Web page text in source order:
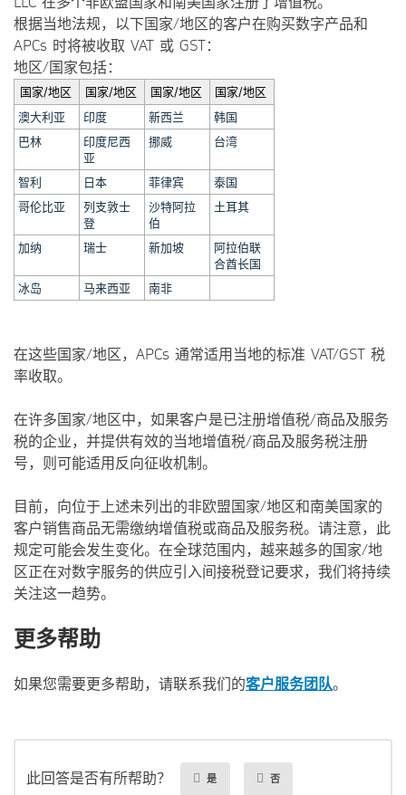
根据当地法规，以下国家/地区的客户在购买数字产品和
APCs 时将被收取 VAT 或 GST：
地区/国家包括：
国家/地区 国家/地区 国家/地区
国家/地区
澳大利亚
印度 新西兰
韩国
巴林
印度尼西
亚
挪威 台湾
智利 日本 菲律宾
泰国
哥伦比亚
列支敦士
登
沙特阿拉
伯
土耳其
加纳 瑞士 新加坡
阿拉伯联
合酋长国
冰岛
马来西亚 南非
在这些国家/地区，APCs 通常适用当地的标准 VAT/GST 税
率收取。
在许多国家/地区中，如果客户是已注册增值税/商品及服务
税的企业，并提供有效的当地增值税/商品及服务税注册
号，则可能适用反向征收机制。
目前，向位于上述未列出的非欧盟国家/地区和南美国家的
客户销售商品无需缴纳增值税或商品及服务税。请注意，此
规定可能会发生变化。在全球范围内，越来越多的国家/地
区正在对数字服务的供应引入间接税登记要求，我们将持续
关注这一趋势。
更多帮助
如果您需要更多帮助，请联系我们的客户服务团队。
此回答是否有所帮助？ 是 否